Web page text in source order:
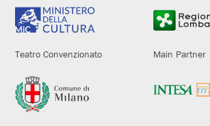
Teatro Convenzionato Main Partner